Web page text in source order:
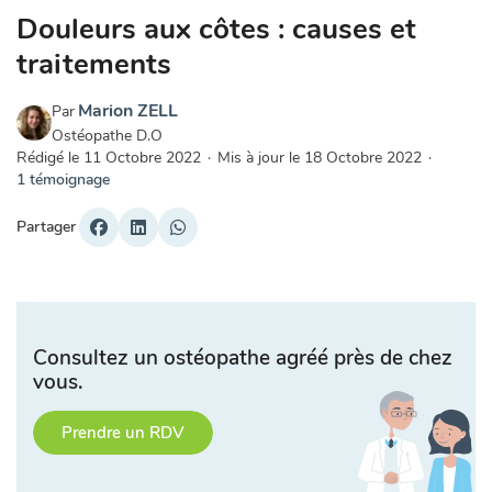
Douleurs aux côtes : causes et
traitements
Par Marion ZELL
Ostéopathe D.O
Rédigé le 11 Octobre 2022 · Mis à jour le 18 Octobre 2022 ·
1 témoignage
Partager
Consultez un ostéopathe agréé près de chez
vous.
Prendre un RDV